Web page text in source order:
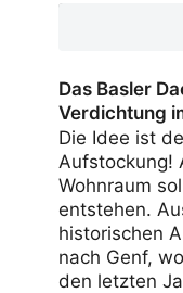
Das Basler
Verdichtung
Die Idee ist
Aufstockung!
Wohnraum
entstehen.
historischen
nach Genf,
den letzten